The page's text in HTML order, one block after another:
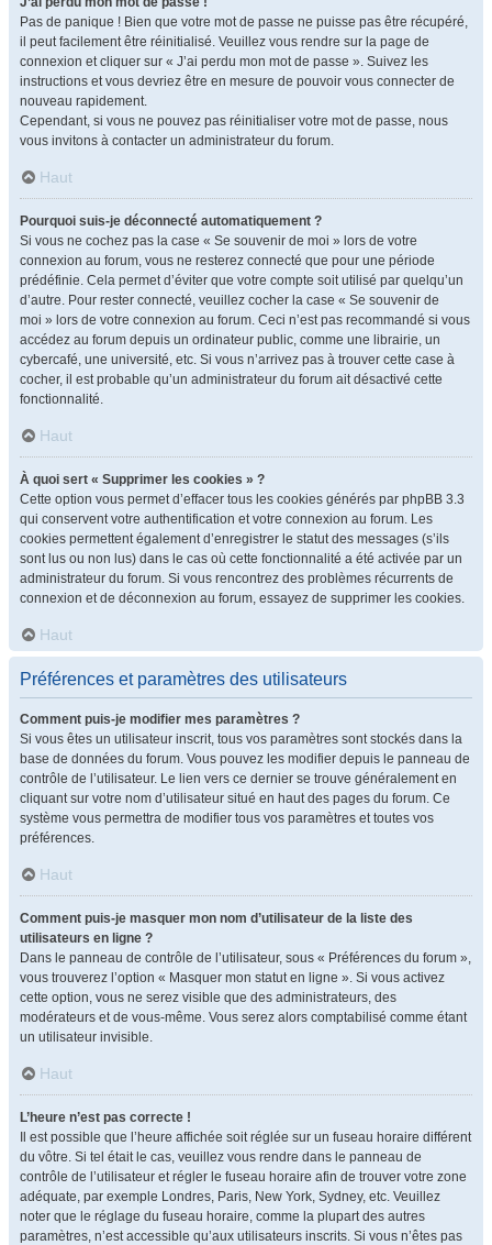
Pas de panique ! Bien que votre mot de passe ne puisse pas être récupéré,
il peut facilement être réinitialisé. Veuillez vous rendre sur la page de
connexion et cliquer sur « J’ai perdu mon mot de passe ». Suivez les
instructions et vous devriez être en mesure de pouvoir vous connecter de
nouveau rapidement.
Cependant, si vous ne pouvez pas réinitialiser votre mot de passe, nous
vous invitons à contacter un administrateur du forum.
Haut
Pourquoi suis-je déconnecté automatiquement ?
Si vous ne cochez pas la case « Se souvenir de moi » lors de votre
connexion au forum, vous ne resterez connecté que pour une période
prédéfinie. Cela permet d’éviter que votre compte soit utilisé par quelqu’un
d’autre. Pour rester connecté, veuillez cocher la case « Se souvenir de
moi » lors de votre connexion au forum. Ceci n’est pas recommandé si vous
accédez au forum depuis un ordinateur public, comme une librairie, un
cybercafé, une université, etc. Si vous n’arrivez pas à trouver cette case à
cocher, il est probable qu’un administrateur du forum ait désactivé cette
fonctionnalité.
Haut
À quoi sert « Supprimer les cookies » ?
Cette option vous permet d’effacer tous les cookies générés par phpBB 3.3
qui conservent votre authentification et votre connexion au forum. Les
cookies permettent également d’enregistrer le statut des messages (s’ils
sont lus ou non lus) dans le cas où cette fonctionnalité a été activée par un
administrateur du forum. Si vous rencontrez des problèmes récurrents de
connexion et de déconnexion au forum, essayez de supprimer les cookies.
Haut
Préférences et paramètres des utilisateurs
Comment puis-je modifier mes paramètres ?
Si vous êtes un utilisateur inscrit, tous vos paramètres sont stockés dans la
base de données du forum. Vous pouvez les modifier depuis le panneau de
contrôle de l’utilisateur. Le lien vers ce dernier se trouve généralement en
cliquant sur votre nom d’utilisateur situé en haut des pages du forum. Ce
système vous permettra de modifier tous vos paramètres et toutes vos
préférences.
Haut
Comment puis-je masquer mon nom d’utilisateur de la liste des
utilisateurs en ligne ?
Dans le panneau de contrôle de l’utilisateur, sous « Préférences du forum »,
vous trouverez l’option « Masquer mon statut en ligne ». Si vous activez
cette option, vous ne serez visible que des administrateurs, des
modérateurs et de vous-même. Vous serez alors comptabilisé comme étant
un utilisateur invisible.
Haut
L’heure n’est pas correcte !
Il est possible que l’heure affichée soit réglée sur un fuseau horaire différent
du vôtre. Si tel était le cas, veuillez vous rendre dans le panneau de
contrôle de l’utilisateur et régler le fuseau horaire afin de trouver votre zone
adéquate, par exemple Londres, Paris, New York, Sydney, etc. Veuillez
noter que le réglage du fuseau horaire, comme la plupart des autres
paramètres, n’est accessible qu’aux utilisateurs inscrits. Si vous n’êtes pas